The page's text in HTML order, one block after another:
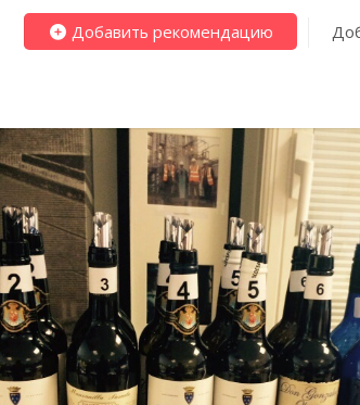
Добавить рекомендацию